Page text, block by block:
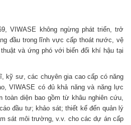
VIWASE không ngừng phát triển, trở
đầu trong lĩnh vực cấp thoát nước, vệ
và ứng phó với biến đổi khí hậu tại
kỹ sư, các chuyên gia cao cấp có năng
VIWASE có đủ khả năng và năng lực
diện bao gồm từ khâu nghiên cứu,
đầu tư; khảo sát; thiết kế đến quản lý
sát môi trường, v.v. cho các dự án cấp